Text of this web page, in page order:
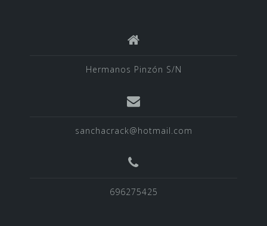
Hermanos Pinzón S/N
sanchacrack@hotmail.com
696275425